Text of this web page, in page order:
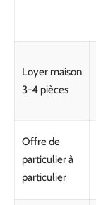
Loyer maison
3-4 pièces
Offre de
particulier à
particulier